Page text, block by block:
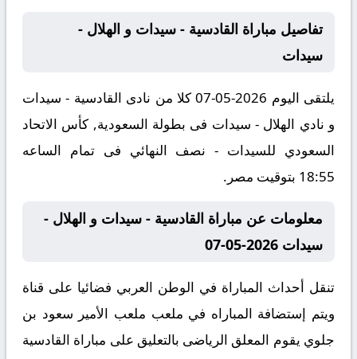
تفاصيل مباراة القادسية - سيدات و الهلال -
سيدات
يلتقى اليوم 2026-05-07 كلا من نادى القادسية - سيدات
و نادي الهلال - سيدات فى بطولة السعودية, كأس الاتحاد
السعودي للسيدات - نصف النهائي فى تمام الساعه
18:55 بتوقيت مصر.
معلومات عن مباراة القادسية - سيدات و الهلال -
سيدات 2026-05-07
تنقل أحداث المباراة في الوطن العربي فضائيا على قناة
ويتم إستضافة المباراه في ملعب ملعب الأمير سعود بن
جلوي يقوم المعلق الرياضى بالتعليق على مباراة القادسية